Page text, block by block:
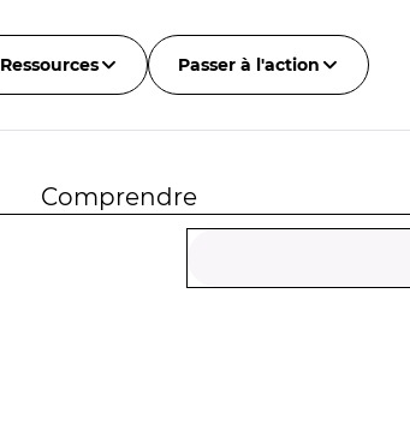
Ressources Passer à l'action
Comprendre